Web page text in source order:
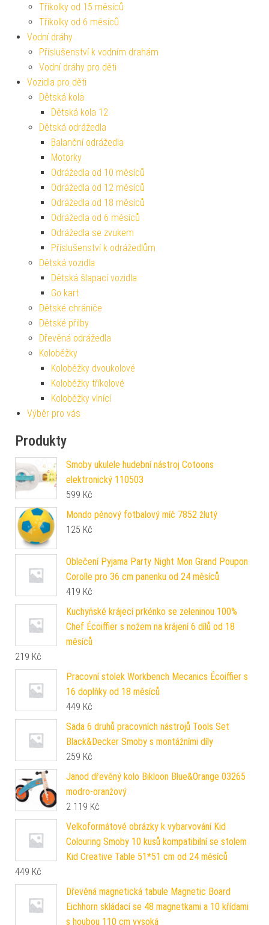
Tříkolky od 15 měsíců
Tříkolky od 6 měsíců
Vodní dráhy
Příslušenství k vodním drahám
Vodní dráhy pro děti
Vozidla pro děti
Dětská kola
Dětská kola 12
Dětská odrážedla
Balanční odrážedla
Motorky
Odrážedla od 10 měsíců
Odrážedla od 12 měsíců
Odrážedla od 18 měsíců
Odrážedla od 6 měsíců
Odrážedla se zvukem
Příslušenství k odrážedlům
Dětská vozidla
Dětská šlapací vozidla
Go kart
Dětské chrániče
Dětské přilby
Dřevěná odrážedla
Koloběžky
Koloběžky dvoukolové
Koloběžky tříkolové
Koloběžky vlnící
Výběr pro vás
Produkty
Smoby ukulele hudební nástroj Cotoons
elektronický 110503
599 Kč
Mondo pěnový fotbalový míč 7852 žlutý
125 Kč
Oblečení Pyjama Party Night Mon Grand Poupon
Corolle pro 36 cm panenku od 24 měsíců
419 Kč
Kuchyňské krájecí prkénko se zeleninou 100%
Chef Écoiffier s nožem na krájení 6 dílů od 18
měsíců
219 Kč
Pracovní stolek Workbench Mecanics Écoiffier s
16 doplňky od 18 měsíců
449 Kč
Sada 6 druhů pracovních nástrojů Tools Set
Black&Decker Smoby s montážními díly
259 Kč
Janod dřevěný kolo Bikloon Blue&Orange 03265
modro-oranžový
2 119 Kč
Velkoformátové obrázky k vybarvování Kid
Colouring Smoby 10 kusů kompatibilní se stolem
Kid Creative Table 51*51 cm od 24 měsíců
449 Kč
Dřevěná magnetická tabule Magnetic Board
Eichhorn skládací se 48 magnetkami a 10 křídami
s houbou 110 cm vysoká